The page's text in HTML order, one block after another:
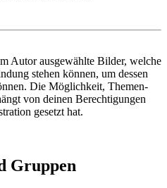
Autor ausgewählte Bilder, welche
stehen können, um dessen
Die Möglichkeit, Themen-
von deinen Berechtigungen
gesetzt hat.
Gruppen